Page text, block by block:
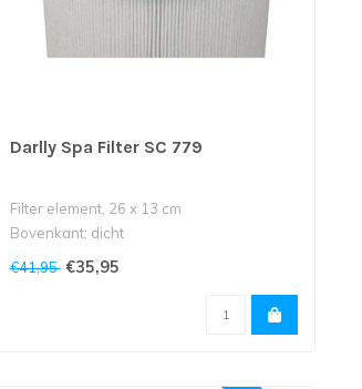
Darlly Spa Filter SC 779
Filter element, 26 x 13 cm
Bovenkant: dicht
Onderkant: 3,8 cm grove schroefdr..
€41,95 €35,95